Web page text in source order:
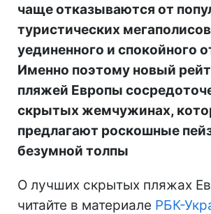
чаще отказываются от
туристических
уединенного и спокойного
Именно поэтому новый
пляжей Европы
скрытых жемчужинах,
предлагают роскошные
безумной толпы
О лучших скрытых пляжах
читайте в материале РБК-